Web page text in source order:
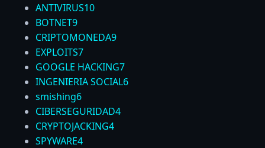
ANTIVIRUS10
BOTNET9
CRIPTOMONEDA9
EXPLOITS7
GOOGLE HACKING7
INGENIERIA SOCIAL6
smishing6
CIBERSEGURIDAD4
CRYPTOJACKING4
SPYWARE4